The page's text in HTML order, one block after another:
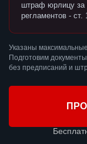
штраф юрлицу за
регламентов -
Указаны
Подготовим
без предписаний и